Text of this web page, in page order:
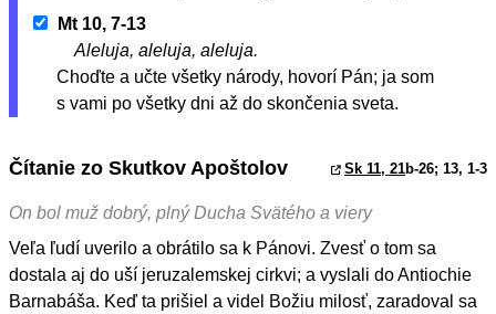
Mt 10, 7-13
Aleluja, aleluja, aleluja.
Choďte a učte všetky národy, hovorí Pán; ja som
s vami po všetky dni až do skončenia sveta.
Čítanie zo Skutkov Apoštolov Sk 11, 21b-26; 13, 1-3
On bol muž dobrý, plný Ducha Svätého a viery
Veľa ľudí uverilo a obrátilo sa k Pánovi. Zvesť o tom sa
dostala aj do uší jeruzalemskej cirkvi; a vyslali do Antiochie
Barnabáša. Keď ta prišiel a videl Božiu milosť, zaradoval sa